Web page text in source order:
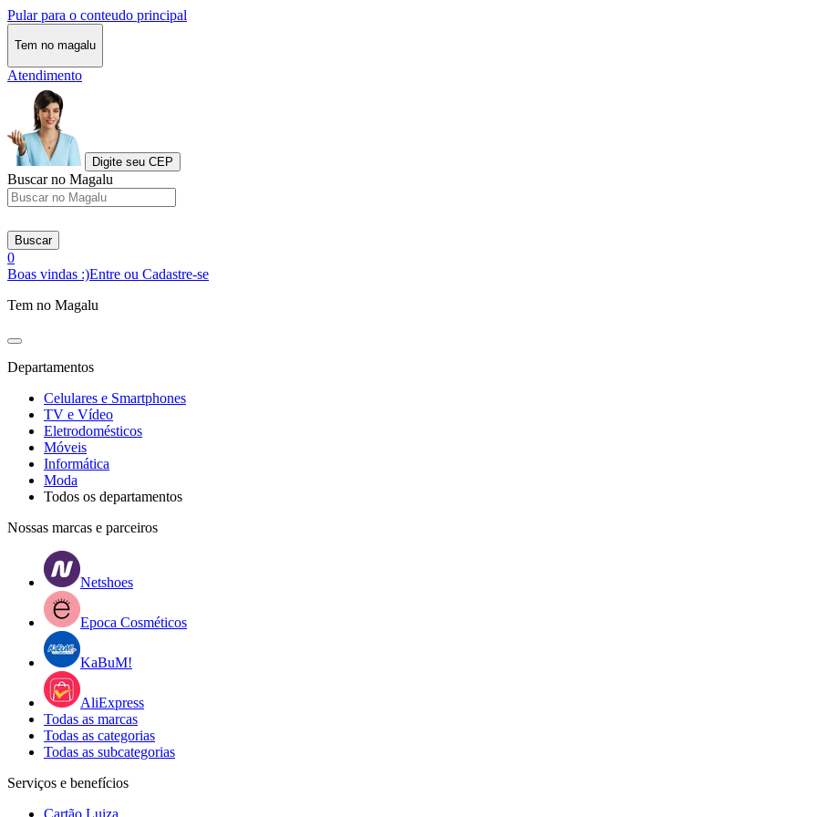
Pular para o conteudo principal
Tem no magalu
Atendimento
Digite seu CEP
Buscar no Magalu
Buscar
0
Boas vindas :)Entre ou Cadastre-se
Tem no Magalu
Departamentos
Celulares e Smartphones
TV e Vídeo
Eletrodomésticos
Móveis
Informática
Moda
Todos os departamentos
Nossas marcas e parceiros
Netshoes
Epoca Cosméticos
KaBuM!
AliExpress
Todas as marcas
Todas as categorias
Todas as subcategorias
Serviços e benefícios
Cartão Luiza